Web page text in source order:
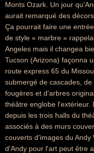
Monts Ozark. Un jour
aurait remarqué des
Ça pourrait faire une
de style « marbre »
Angeles mais il changea
Tucson (Arizona) façonna
route express 65 du
submergé de cascades,
fougères et d'arbres
théâtre englobe l'extérieur.
depuis les trois halls du
associés à des murs
couverts d'images du Andy
d'Andy pour l'art peut être